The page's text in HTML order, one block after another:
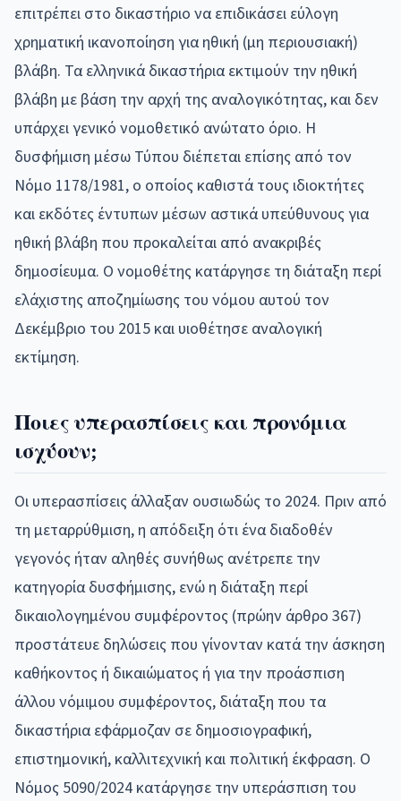
επιτρέπει στο δικαστήριο να επιδικάσει εύλογη
χρηματική ικανοποίηση για ηθική (μη περιουσιακή)
βλάβη. Τα ελληνικά δικαστήρια εκτιμούν την ηθική
βλάβη με βάση την αρχή της αναλογικότητας, και δεν
υπάρχει γενικό νομοθετικό ανώτατο όριο. Η
δυσφήμιση μέσω Τύπου διέπεται επίσης από τον
Νόμο 1178/1981, ο οποίος καθιστά τους ιδιοκτήτες
και εκδότες έντυπων μέσων αστικά υπεύθυνους για
ηθική βλάβη που προκαλείται από ανακριβές
δημοσίευμα. Ο νομοθέτης κατάργησε τη διάταξη περί
ελάχιστης αποζημίωσης του νόμου αυτού τον
Δεκέμβριο του 2015 και υιοθέτησε αναλογική
εκτίμηση.
Ποιες υπερασπίσεις και προνόμια
ισχύουν;
Οι υπερασπίσεις άλλαξαν ουσιωδώς το 2024. Πριν από
τη μεταρρύθμιση, η απόδειξη ότι ένα διαδοθέν
γεγονός ήταν αληθές συνήθως ανέτρεπε την
κατηγορία δυσφήμισης, ενώ η διάταξη περί
δικαιολογημένου συμφέροντος (πρώην άρθρο 367)
προστάτευε δηλώσεις που γίνονταν κατά την άσκηση
καθήκοντος ή δικαιώματος ή για την προάσπιση
άλλου νόμιμου συμφέροντος, διάταξη που τα
δικαστήρια εφάρμοζαν σε δημοσιογραφική,
επιστημονική, καλλιτεχνική και πολιτική έκφραση. Ο
Νόμος 5090/2024 κατάργησε την υπεράσπιση του